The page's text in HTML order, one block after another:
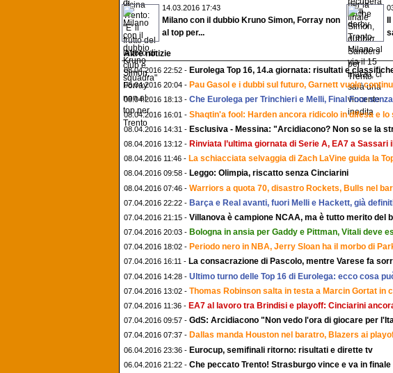
14.03.2016 17:43
Milano con il dubbio Kruno Simon, Forray non
al top per...
Altre notizie
08.04.2016 22:52 - Eurolega Top 16, 14.a giornata: risultati e
08.04.2016 20:04 - Pau Gasol e i dubbi sul futuro, Garnett vuole
08.04.2016 18:13 - Che Eurolega per Trinchieri e Melli, Final Four
08.04.2016 16:01 - Shaqtin'a fool: Harden ancora ridicolo in difesa e
08.04.2016 14:31 - Esclusiva - Messina: "Arcidiacono? Non so se la
08.04.2016 13:12 - Rinviata l’ultima giornata di Serie A, EA7 a Sassari
08.04.2016 11:46 - La schiacciata selvaggia di Zach LaVine guida la
08.04.2016 09:58 - Leggo: Olimpia, riscatto senza Cinciarini
08.04.2016 07:46 - Warriors a quota 70, disastro Rockets, Bulls nel
07.04.2016 22:22 - Barça e Real avanti, fuori Melli e Hackett, già
07.04.2016 21:15 - Villanova è campione NCAA, ma è tutto merito del
07.04.2016 20:03 - Bologna in ansia per Gaddy e Pittman, Vitali deve
07.04.2016 18:02 - Periodo nero in NBA, Jerry Sloan ha il morbo di
07.04.2016 16:11 - La consacrazione di Pascolo, mentre Varese fa
07.04.2016 14:28 - Ultimo turno delle Top 16 di Eurolega: ecco cosa
07.04.2016 13:02 - Thomas Robinson salta in testa a Marcin Gortat in
07.04.2016 11:36 - EA7 al lavoro tra Brindisi e playoff: Cinciarini
07.04.2016 09:57 - GdS: Arcidiacono "Non vedo l'ora di giocare per
07.04.2016 07:37 - Dallas manda Houston nel baratro, Blazers ai
06.04.2016 23:36 - Eurocup, semifinali ritorno: risultati e dirette tv
06.04.2016 21:22 - Che peccato Trento! Strasburgo vince e va in finale